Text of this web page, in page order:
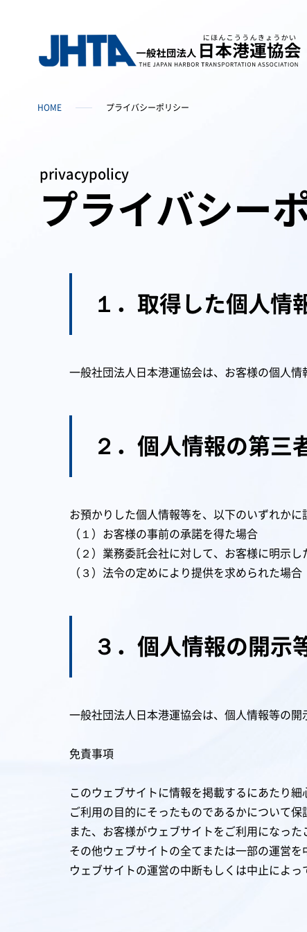
HOME プライバシーポリシー
privacypolicy
プライバシー
１．取得した個人情
一般社団法人日本港運協会は、お客様の個人
２．個人情報の第三
お預かりした個人情報等を、以下のいずれか
（１）お客様の事前の承諾を得た場合
（２）業務委託会社に対して、お客様に明示
（３）法令の定めにより提供を求められた場合
３．個人情報の開示
一般社団法人日本港運協会は、個人情報等の
免責事項
このウェブサイトに情報を掲載するにあたり
ご利用の目的にそったものであるかについて保
また、お客様がウェブサイトをご利用になっ
その他ウェブサイトの全てまたは一部の運営
ウェブサイトの運営の中断もしくは中止によ